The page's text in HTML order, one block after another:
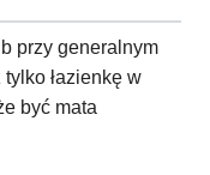
przy generalnym
łazienkę w
być mata